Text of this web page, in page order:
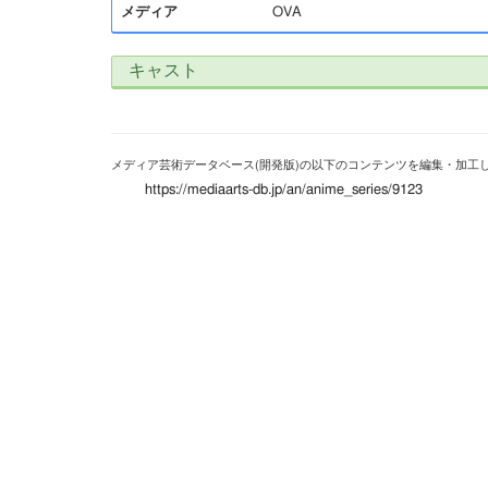
メディア OVA
キャスト
メディア芸術データベース(開発版)の以下のコンテンツを編集・加工
https://mediaarts-db.jp/an/anime_series/9123